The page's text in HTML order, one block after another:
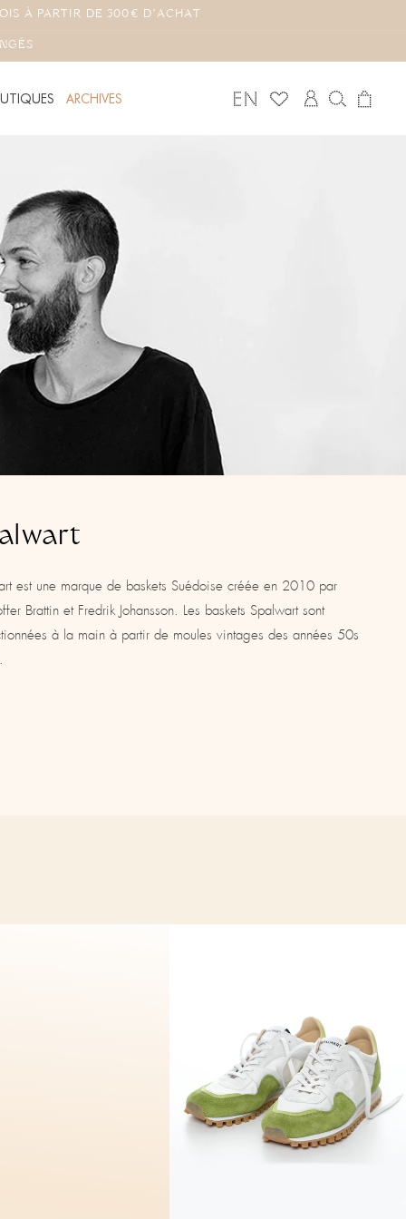
À PARTIR DE 300€ D'ACHAT
ARCHIVES
compte
Panier
est une marque de baskets Suédoise créée en 2010 par
Brattin et Fredrik Johansson. Les baskets Spalwart sont
à la main à partir de moules vintages des années 50s